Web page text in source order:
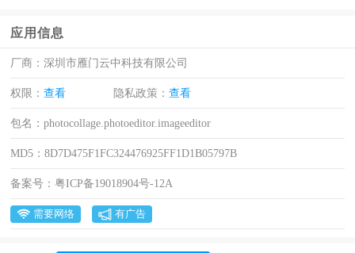
应用信息
厂商：深圳市雁门云中科技有限公司
权限：查看 隐私政策：查看
包名：photocollage.photoeditor.imageeditor
MD5：8D7D475F1FC324476925FF1D1B05797B
备案号：粤ICP备19018904号-12A
需要网络 有广告